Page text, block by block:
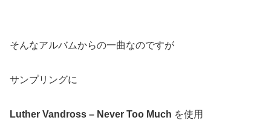
そんなアルバムからの一曲なのですが
サンプリングに
Luther Vandross – Never Too Much を使用